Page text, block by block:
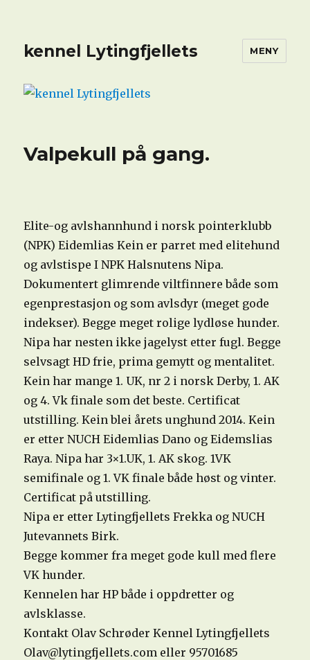
kennel Lytingfjellets MENY
Valpekull på gang.
Elite-og avlshannhund i norsk pointerklubb
(NPK) Eidemlias Kein er parret med elitehund
og avlstispe I NPK Halsnutens Nipa.
Dokumentert glimrende viltfinnere både som
egenprestasjon og som avlsdyr (meget gode
indekser). Begge meget rolige lydløse hunder.
Nipa har nesten ikke jagelyst etter fugl. Begge
selvsagt HD frie, prima gemytt og mentalitet.
Kein har mange 1. UK, nr 2 i norsk Derby, 1. AK
og 4. Vk finale som det beste. Certificat
utstilling. Kein blei årets unghund 2014. Kein
er etter NUCH Eidemlias Dano og Eidemslias
Raya. Nipa har 3×1.UK, 1. AK skog. 1VK
semifinale og 1. VK finale både høst og vinter.
Certificat på utstilling.
Nipa er etter Lytingfjellets Frekka og NUCH
Jutevannets Birk.
Begge kommer fra meget gode kull med flere
VK hunder.
Kennelen har HP både i oppdretter og
avlsklasse.
Kontakt Olav Schrøder Kennel Lytingfjellets
Olav@lytingfjellets.com eller 95701685